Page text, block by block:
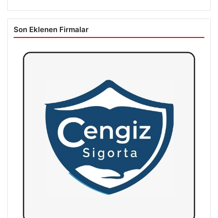
Son Eklenen Firmalar